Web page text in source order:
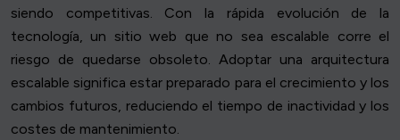
siendo competitivas. Con la rápida evolución de la
tecnología, un sitio web que no sea escalable corre el
riesgo de quedarse obsoleto. Adoptar una arquitectura
escalable significa estar preparado para el crecimiento y los
cambios futuros, reduciendo el tiempo de inactividad y los
costes de mantenimiento.